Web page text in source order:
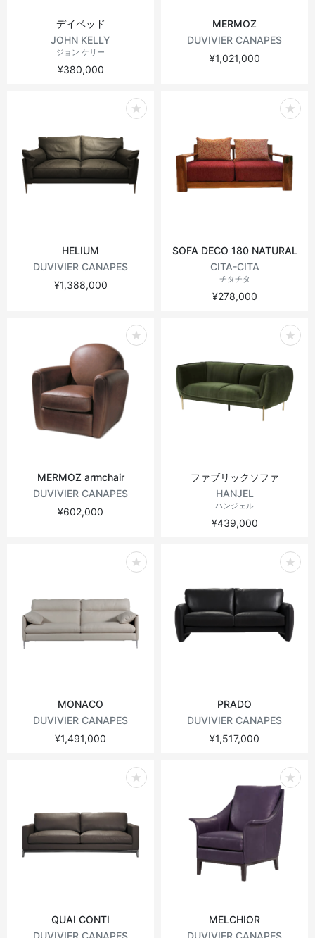
デイベッド
JOHN KELLY
ジョン ケリー
¥380,000
MERMOZ
DUVIVIER CANAPES
¥1,021,000
HELIUM
DUVIVIER CANAPES
¥1,388,000
SOFA DECO 180 NATURAL
CITA-CITA
チタチタ
¥278,000
MERMOZ armchair
DUVIVIER CANAPES
¥602,000
ファブリックソファ
HANJEL
ハンジェル
¥439,000
MONACO
DUVIVIER CANAPES
¥1,491,000
PRADO
DUVIVIER CANAPES
¥1,517,000
QUAI CONTI
DUVIVIER CANAPES
MELCHIOR
DUVIVIER CANAPES